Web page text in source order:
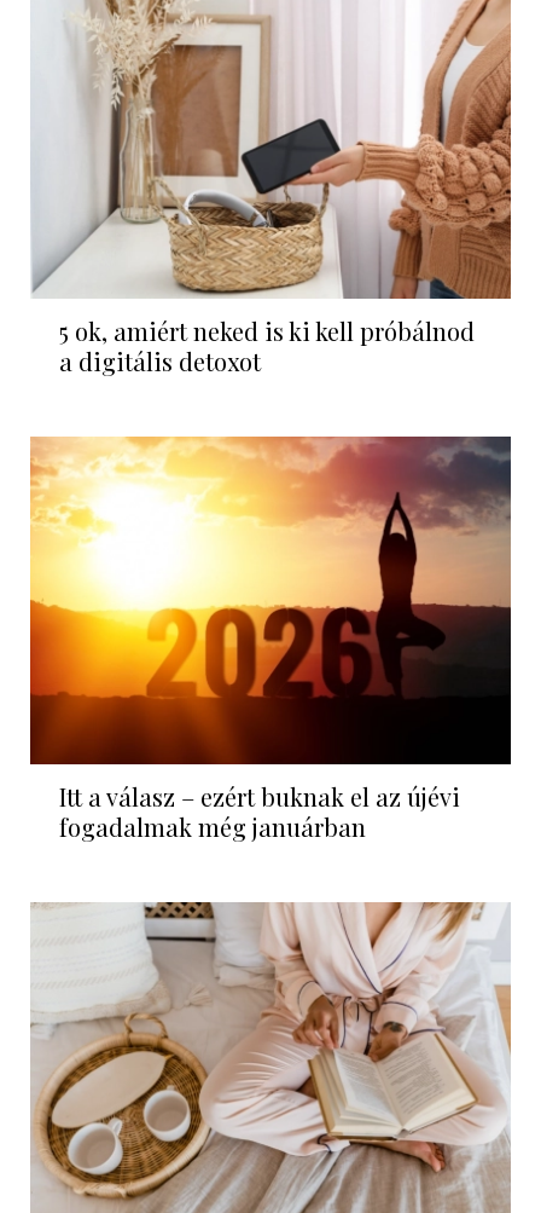
5 ok, amiért neked is ki kell próbálnod
a digitális detoxot
Itt a válasz – ezért buknak el az újévi
fogadalmak még januárban